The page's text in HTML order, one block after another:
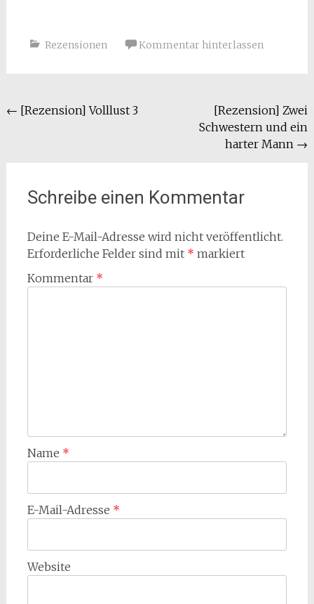
Rezensionen Kommentar hinterlassen
Beitragsnavigation
← [Rezension] Volllust 3
[Rezension] Zwei
Schwestern und ein
harter Mann →
Schreibe einen Kommentar
Deine E-Mail-Adresse wird nicht veröffentlicht.
Erforderliche Felder sind mit * markiert
Kommentar *
Name *
E-Mail-Adresse *
Website